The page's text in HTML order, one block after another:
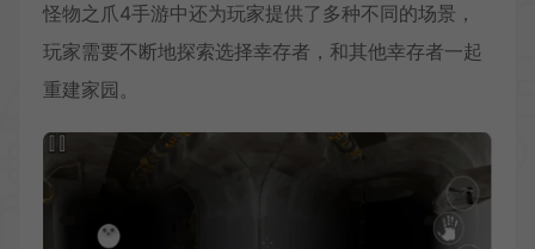
怪物之爪4手游中还为玩家提供了多种不同的场景，
玩家需要不断地探索选择幸存者，和其他幸存者一起
重建家园。